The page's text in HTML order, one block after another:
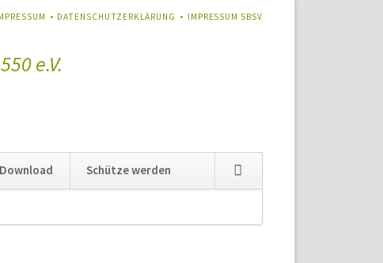
DATENSCHUTZERKLÄRUNG IMPRESSUM SBSV
e.V.
Navigation
überspringen
Download Schütze werden